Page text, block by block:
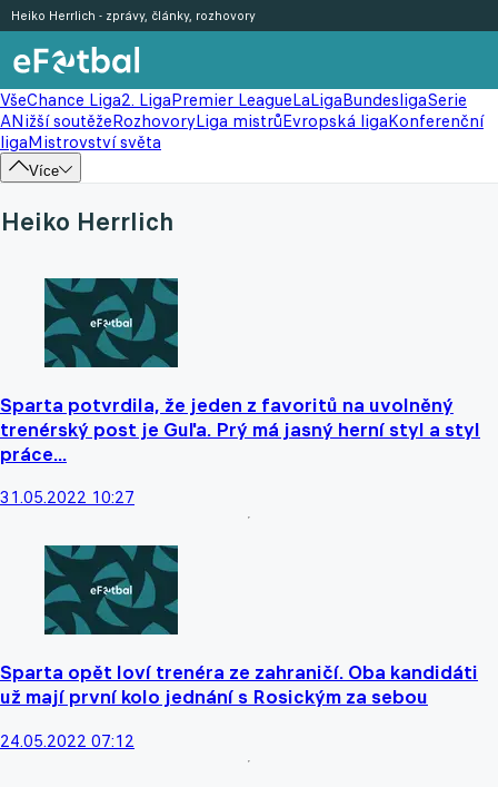
VšeChance Liga2. LigaPremier LeagueLaLigaBundesligaSerie
ANižší soutěžeRozhovoryLiga mistrůEvropská ligaKonferenční
ligaMistrovství světa
Více
Heiko Herrlich - zprávy, články, rozhovory
Heiko Herrlich
Sparta potvrdila, že jeden z favoritů na uvolněný
trenérský post je Guľa. Prý má jasný herní styl a styl
práce...
31.05.2022 10:27
Sparta opět loví trenéra ze zahraničí. Oba kandidáti
už mají první kolo jednání s Rosickým za sebou
24.05.2022 07:12